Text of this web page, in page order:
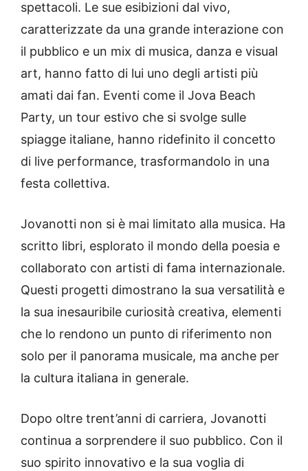
spettacoli. Le sue esibizioni dal vivo,
caratterizzate da una grande interazione con
il pubblico e un mix di musica, danza e visual
art, hanno fatto di lui uno degli artisti più
amati dai fan. Eventi come il Jova Beach
Party, un tour estivo che si svolge sulle
spiagge italiane, hanno ridefinito il concetto
di live performance, trasformandolo in una
festa collettiva.
Jovanotti non si è mai limitato alla musica. Ha
scritto libri, esplorato il mondo della poesia e
collaborato con artisti di fama internazionale.
Questi progetti dimostrano la sua versatilità e
la sua inesauribile curiosità creativa, elementi
che lo rendono un punto di riferimento non
solo per il panorama musicale, ma anche per
la cultura italiana in generale.
Dopo oltre trent’anni di carriera, Jovanotti
continua a sorprendere il suo pubblico. Con il
suo spirito innovativo e la sua voglia di